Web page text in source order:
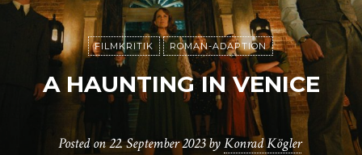
FILMKRITIK ROMAN-ADAPTION
A HAUNTING IN VENICE
Posted on22. September 2023 byKonrad Kögler